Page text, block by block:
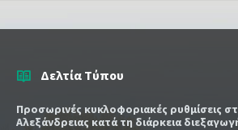
Δελτία Τύπου
Προσωρινές κυκλοφοριακές ρυθμίσεις
Αλεξάνδρειας κατά τη διάρκεια